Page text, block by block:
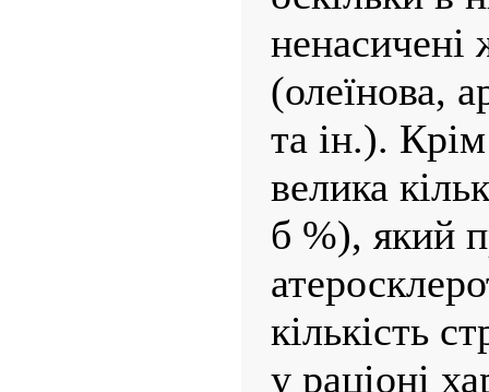
ненасичені
(олеїнова,
та ін.).
велика
б %), який
кількість
у раціоні